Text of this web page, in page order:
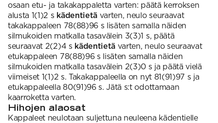
osaan etu- ja takakappaletta varten: päätä kerroksen
alusta 1(1)2 s kädentietä varten, neulo seuraavat
takakappaleen 78(88)96 s lisäten samalla näiden
silmukoiden matkalla tasavälein 3(3)1 s, päätä
seuraavat 2(2)4 s kädentietä varten, neulo seuraavat
etukappaleen 78(88)96 s lisäten samalla näiden
silmukoiden matkalla tasavälein 2(3)0 s ja päätä vielä
viimeiset 1(1)2 s. Takakappaleella on nyt 81(91)97 s ja
etukappaleella 80(91)96 s. Jätä s:t odottamaan
kaarroketta varten.
Hihojen alaosat
Kappaleet neulotaan suljettuna neuleena kädentielle